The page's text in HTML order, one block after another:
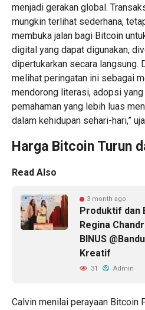
menjadi gerakan global.
mungkin terlihat sederhana,
membuka jalan bagi Bitcoin
digital yang dapat digunakan,
dipertukarkan secara langsung.
melihat peringatan ini sebagai
mendorong literasi, adopsi
pemahaman yang lebih luas
dalam kehidupan sehari-hari,”
Harga Bitcoin Turun
Read Also
3 month ago
Produktif dan
Regina
BINUS
Kreatif
31 Admin
Calvin menilai perayaan Bitcoin